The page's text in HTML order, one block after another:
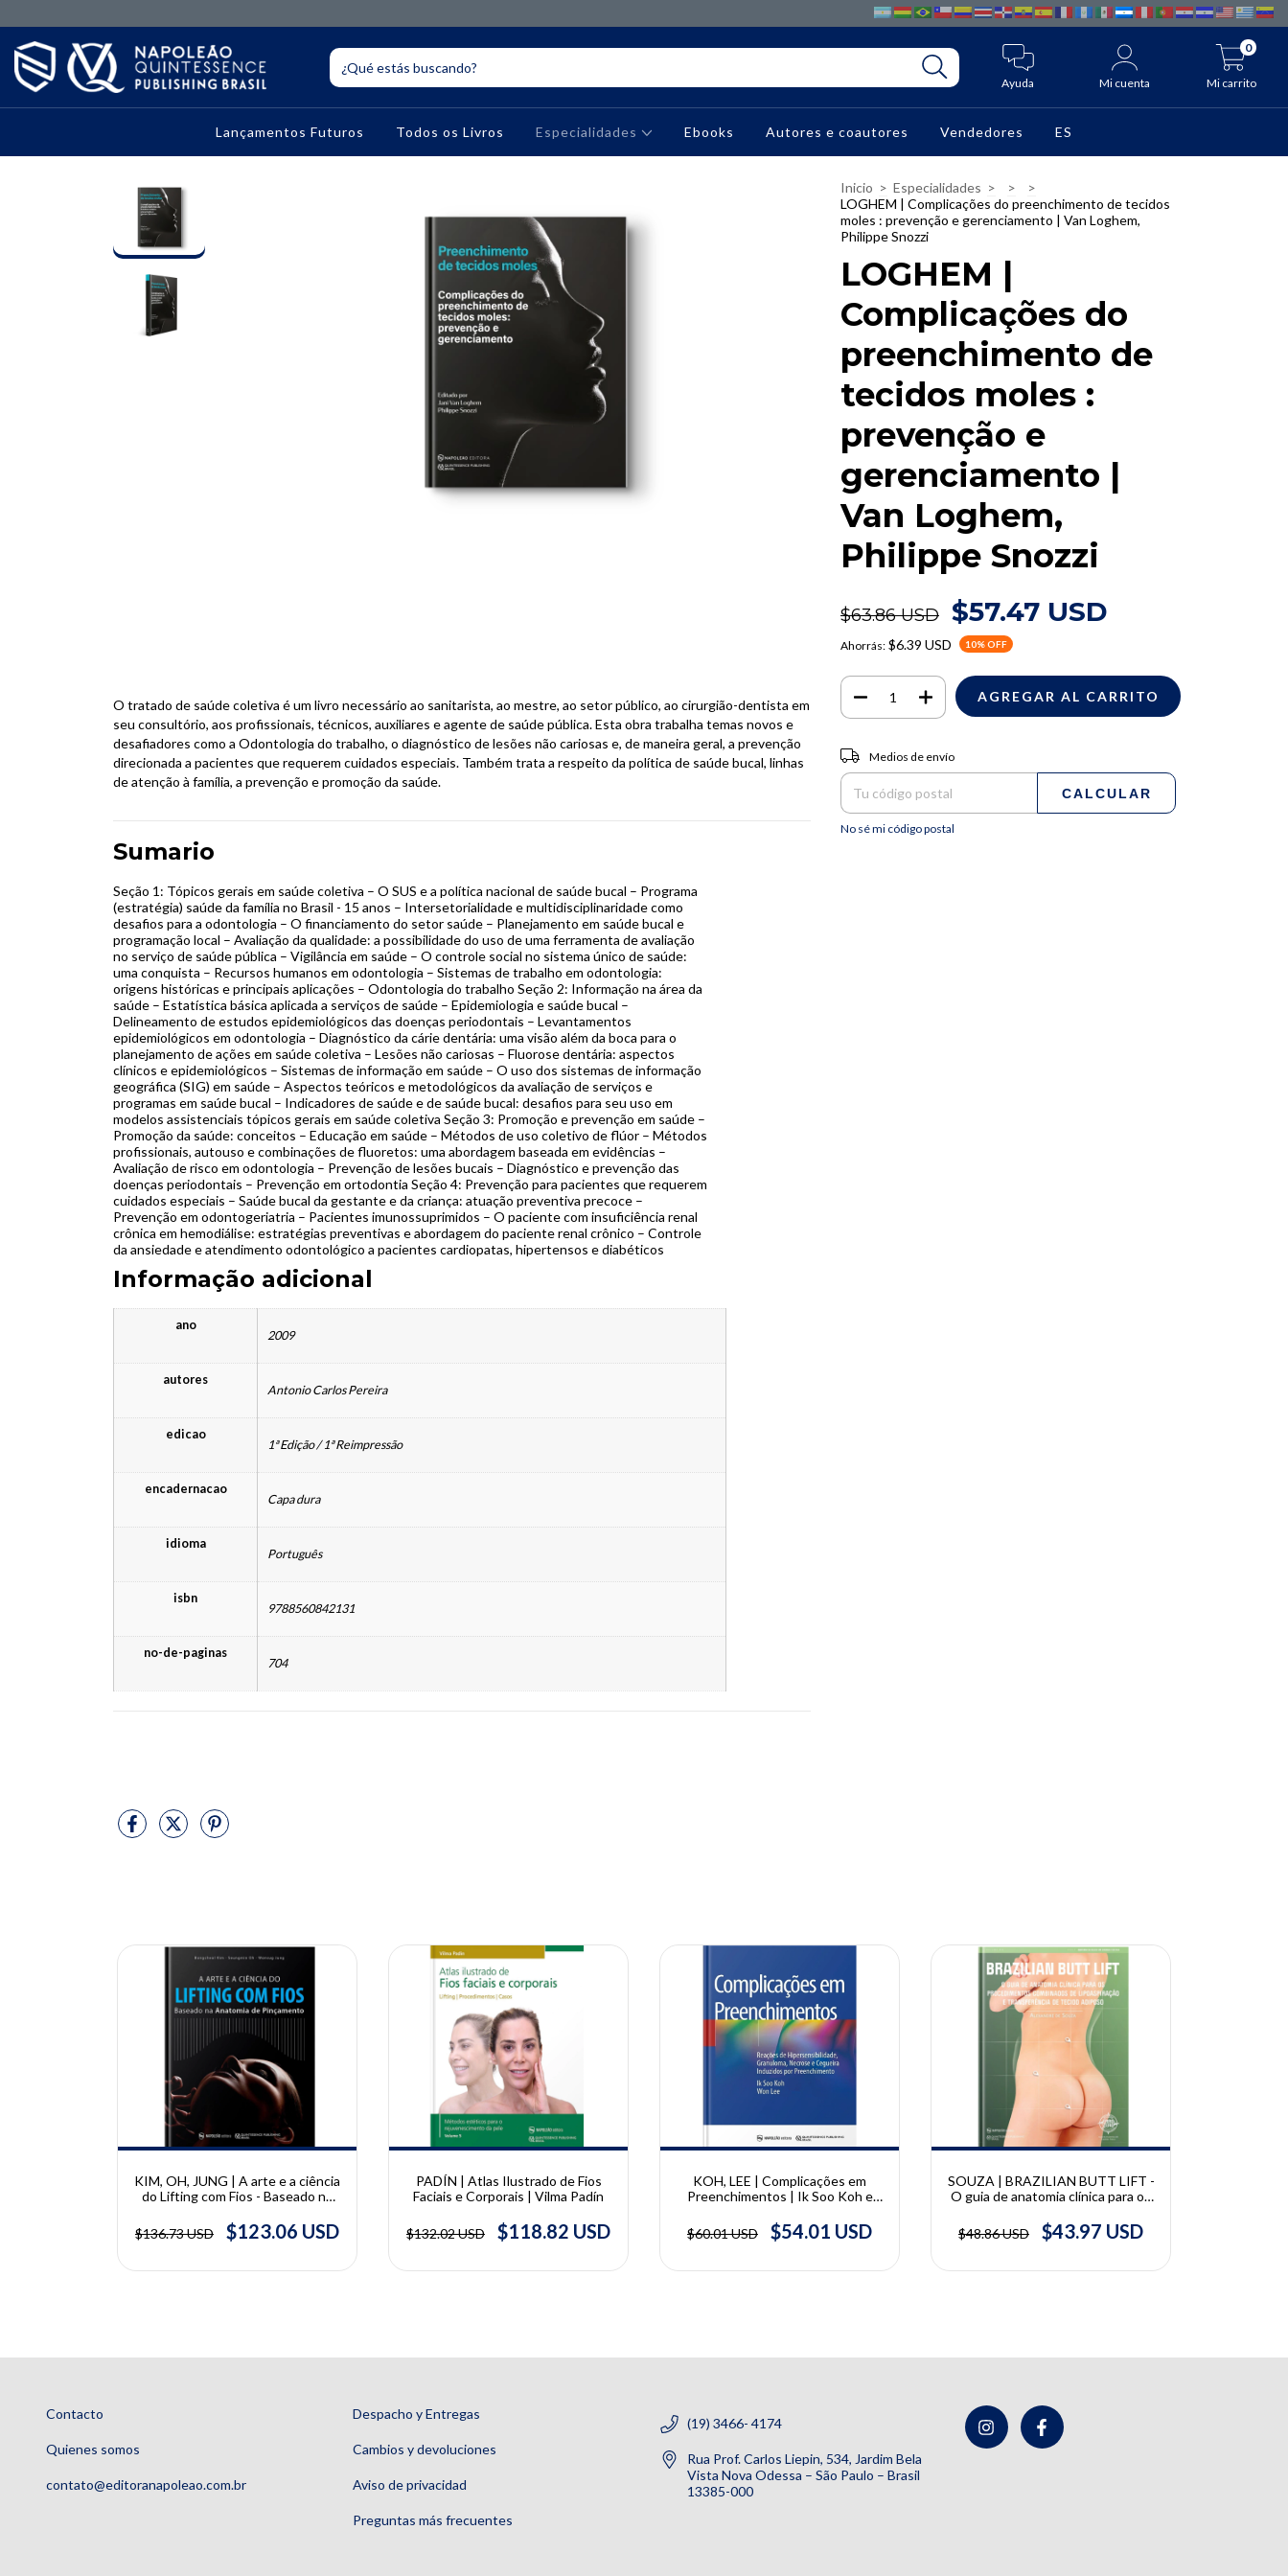
Ayuda Mi cuenta Mi carrito
0
Lançamentos Futuros Todos os Livros Especialidades Ebooks Autores e coautores Vendedores ES
O tratado de saúde coletiva é um livro necessário ao sanitarista, ao mestre, ao setor público, ao cirurgião-dentista em
seu consultório, aos profissionais, técnicos, auxiliares e agente de saúde pública. Esta obra trabalha temas novos e
desafiadores como a Odontologia do trabalho, o diagnóstico de lesões não cariosas e, de maneira geral, a prevenção
direcionada a pacientes que requerem cuidados especiais. Também trata a respeito da política de saúde bucal, linhas
de atenção à família, a prevenção e promoção da saúde.
Sumario
Seção 1: Tópicos gerais em saúde coletiva – O SUS e a política nacional de saúde bucal – Programa
(estratégia) saúde da família no Brasil - 15 anos – Intersetorialidade e multidisciplinaridade como
desafios para a odontologia – O financiamento do setor saúde – Planejamento em saúde bucal e
programação local – Avaliação da qualidade: a possibilidade do uso de uma ferramenta de avaliação
no serviço de saúde pública – Vigilância em saúde – O controle social no sistema único de saúde:
uma conquista – Recursos humanos em odontologia – Sistemas de trabalho em odontologia:
origens históricas e principais aplicações – Odontologia do trabalho Seção 2: Informação na área da
saúde – Estatística básica aplicada a serviços de saúde – Epidemiologia e saúde bucal –
Delineamento de estudos epidemiológicos das doenças periodontais – Levantamentos
epidemiológicos em odontologia – Diagnóstico da cárie dentária: uma visão além da boca para o
planejamento de ações em saúde coletiva – Lesões não cariosas – Fluorose dentária: aspectos
clínicos e epidemiológicos – Sistemas de informação em saúde – O uso dos sistemas de informação
geográfica (SIG) em saúde – Aspectos teóricos e metodológicos da avaliação de serviços e
programas em saúde bucal – Indicadores de saúde e de saúde bucal: desafios para seu uso em
modelos assistenciais tópicos gerais em saúde coletiva Seção 3: Promoção e prevenção em saúde –
Promoção da saúde: conceitos – Educação em saúde – Métodos de uso coletivo de flúor – Métodos
profissionais, autouso e combinações de fluoretos: uma abordagem baseada em evidências –
Avaliação de risco em odontologia – Prevenção de lesões bucais – Diagnóstico e prevenção das
doenças periodontais – Prevenção em ortodontia Seção 4: Prevenção para pacientes que requerem
cuidados especiais – Saúde bucal da gestante e da criança: atuação preventiva precoce –
Prevenção em odontogeriatria – Pacientes imunossuprimidos – O paciente com insuficiência renal
crônica em hemodiálise: estratégias preventivas e abordagem do paciente renal crônico – Controle
da ansiedade e atendimento odontológico a pacientes cardiopatas, hipertensos e diabéticos
Informação adicional
ano
2009
autores
Antonio Carlos Pereira
edicao
1ª Edição / 1ª Reimpressão
encadernacao
Capa dura
idioma
Português
isbn
9788560842131
no-de-paginas
704
Inicio > Especialidades > >
>
LOGHEM | Complicações do preenchimento de tecidos
moles : prevenção e gerenciamento | Van Loghem,
Philippe Snozzi
LOGHEM |
Complicações do
preenchimento de
tecidos moles :
prevenção e
gerenciamento |
Van Loghem,
Philippe Snozzi
$63.86 USD $57.47 USD
Ahorrás: $6.39 USD 10% OFF
Entregas para el CP:
Medios de envío
CALCULAR
No sé mi código postal
KIM, OH, JUNG | A arte e a ciência
do Lifting com Fios - Baseado na
Bongcheol Kim, Seungmin Oh,
Wonsug Jung
$136.73 USD $123.06 USD
PADÍN | Atlas Ilustrado de Fios
Faciais e Corporais | Vilma Padín
$132.02 USD $118.82 USD
KOH, LEE | Complicações em
Preenchimentos | Ik Soo Koh e
$60.01 USD
$54.01 USD
SOUZA | BRAZILIAN BUTT LIFT -
O guia de anatomia clínica para os
lipoaspiração e transferência de
tecido adiposo | Alex de Souza
$48.86 USD $43.97 USD
Contacto
Quienes somos
contato@editoranapoleao.com.br
Despacho y Entregas
Cambios y devoluciones
Aviso de privacidad
Preguntas más frecuentes
(19) 3466- 4174
Rua Prof. Carlos Liepin, 534, Jardim Bela
Vista Nova Odessa – São Paulo – Brasil
13385-000